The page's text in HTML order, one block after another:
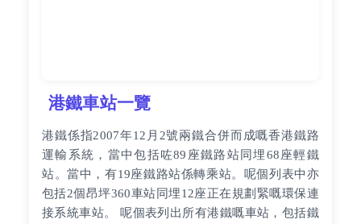
港鐵車站一覽
港鐵係指2007年12月2號兩鐵合併而成嘅香港鐵路
運輸系統，當中包括咗89座鐵路站同埋68座輕鐵
站。當中，有19座鐵路站係轉乘站。呢個列表中亦
包括2個昂坪360車站同埋12座正在規劃緊嘅環保連
接系統車站。 呢個表列出所有港鐵嘅車站，包括鐵